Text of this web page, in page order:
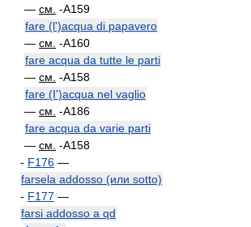
— см. -A159
fare (l')acqua di papavero
— см. -A160
fare acqua da tutte le parti
— см. -A158
fare (I')acqua nel vaglio
— см. -A186
fare acqua da varie parti
— см. -A158
- F176 —
farsela addosso (или sotto)
- F177 —
farsi addosso a qd